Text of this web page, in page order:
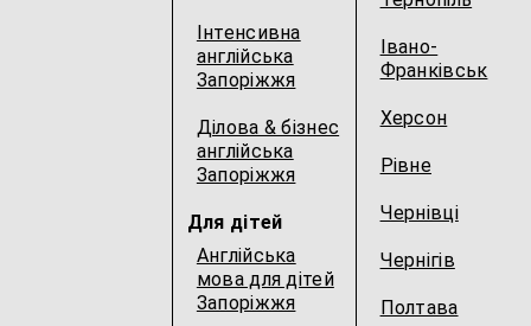
Інтенсивна
англійська
Запоріжжя
Ділова & бізнес
англійська
Запоріжжя
Для дітей
Англійська
мова для дітей
Запоріжжя
Івано-
Франківськ
Херсон
Рівне
Чернівці
Чернігів
Полтава